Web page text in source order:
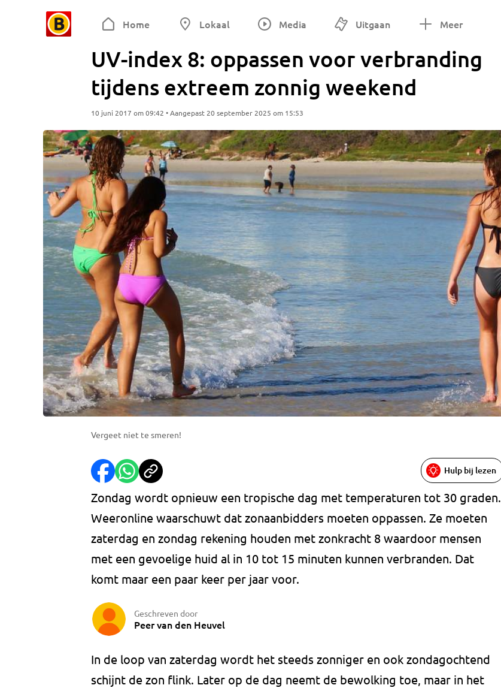
Home Lokaal Media Uitgaan Meer
UV-index 8: oppassen voor verbranding
tijdens extreem zonnig weekend
10 juni 2017 om 09:42 • Aangepast 20 september 2025 om 15:53
Vergeet niet te smeren!
Hulp bij lezen
Zondag wordt opnieuw een tropische dag met temperaturen tot 30 graden.
Weeronline waarschuwt dat zonaanbidders moeten oppassen. Ze moeten
zaterdag en zondag rekening houden met zonkracht 8 waardoor mensen
met een gevoelige huid al in 10 tot 15 minuten kunnen verbranden. Dat
komt maar een paar keer per jaar voor.
Geschreven door
Peer van den Heuvel
In de loop van zaterdag wordt het steeds zonniger en ook zondagochtend
schijnt de zon flink. Later op de dag neemt de bewolking toe, maar in het